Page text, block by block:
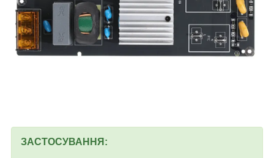
ЗАСТОСУВАННЯ: